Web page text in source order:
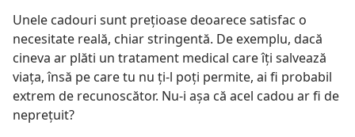
Unele cadouri sunt prețioase deoarece satisfac o
necesitate reală, chiar stringentă. De exemplu, dacă
cineva ar plăti un tratament medical care îți salvează
viața, însă pe care tu nu ți-l poți permite, ai fi probabil
extrem de recunoscător. Nu-i așa că acel cadou ar fi de
neprețuit?